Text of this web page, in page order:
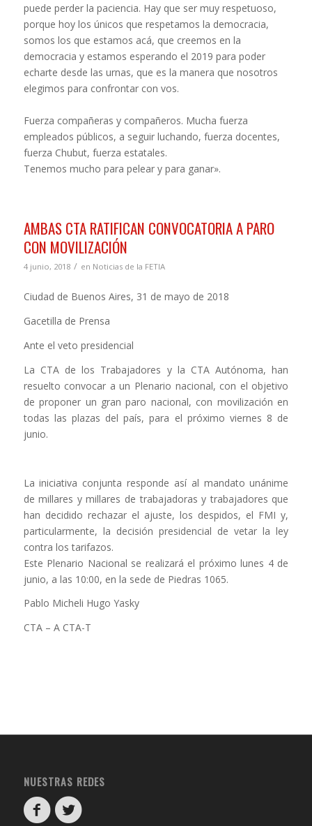
puede perder la paciencia. Hay que ser muy respetuoso,
porque hoy los únicos que respetamos la democracia,
somos los que estamos acá, que creemos en la
democracia y estamos esperando el 2019 para poder
echarte desde las urnas, que es la manera que nosotros
elegimos para confrontar con vos.
Fuerza compañeras y compañeros. Mucha fuerza
empleados públicos, a seguir luchando, fuerza docentes,
fuerza Chubut, fuerza estatales.
Tenemos mucho para pelear y para ganar».
AMBAS CTA RATIFICAN CONVOCATORIA A PARO
CON MOVILIZACIÓN
4 junio, 2018 / en Noticias de la FETIA
Ciudad de Buenos Aires, 31 de mayo de 2018
Gacetilla de Prensa
Ante el veto presidencial
La CTA de los Trabajadores y la CTA Autónoma, han
resuelto convocar a un Plenario nacional, con el objetivo
de proponer un gran paro nacional, con movilización en
todas las plazas del país, para el próximo viernes 8 de
junio.
La iniciativa conjunta responde así al mandato unánime
de millares y millares de trabajadoras y trabajadores que
han decidido rechazar el ajuste, los despidos, el FMI y,
particularmente, la decisión presidencial de vetar la ley
contra los tarifazos.
Este Plenario Nacional se realizará el próximo lunes 4 de
junio, a las 10:00, en la sede de Piedras 1065.
Pablo Micheli Hugo Yasky
CTA – A CTA-T
NUESTRAS REDES